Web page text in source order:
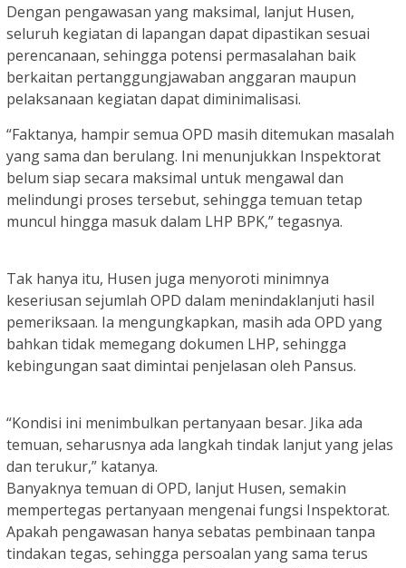
Dengan pengawasan yang maksimal, lanjut Husen,
seluruh kegiatan di lapangan dapat dipastikan sesuai
perencanaan, sehingga potensi permasalahan baik
berkaitan pertanggungjawaban anggaran maupun
pelaksanaan kegiatan dapat diminimalisasi.
“Faktanya, hampir semua OPD masih ditemukan masalah
yang sama dan berulang. Ini menunjukkan Inspektorat
belum siap secara maksimal untuk mengawal dan
melindungi proses tersebut, sehingga temuan tetap
muncul hingga masuk dalam LHP BPK,” tegasnya.
Tak hanya itu, Husen juga menyoroti minimnya
keseriusan sejumlah OPD dalam menindaklanjuti hasil
pemeriksaan. Ia mengungkapkan, masih ada OPD yang
bahkan tidak memegang dokumen LHP, sehingga
kebingungan saat dimintai penjelasan oleh Pansus.
“Kondisi ini menimbulkan pertanyaan besar. Jika ada
temuan, seharusnya ada langkah tindak lanjut yang jelas
dan terukur,” katanya.
Banyaknya temuan di OPD, lanjut Husen, semakin
mempertegas pertanyaan mengenai fungsi Inspektorat.
Apakah pengawasan hanya sebatas pembinaan tanpa
tindakan tegas, sehingga persoalan yang sama terus